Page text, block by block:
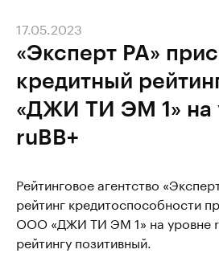
«Эксперт РА»
кредитный
«ДЖИ ТИ ЭМ 1» на
ruBB+
17.05.2023
Рейтинговое агентство
рейтинг кредитоспособности
ООО «ДЖИ ТИ ЭМ 1» на уровне
рейтингу позитивный.